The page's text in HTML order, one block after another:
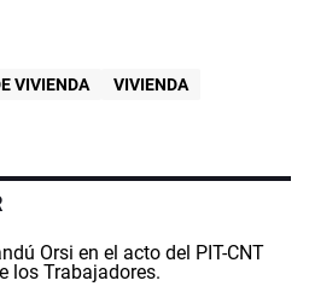
VIVIENDA
VIVIENDA